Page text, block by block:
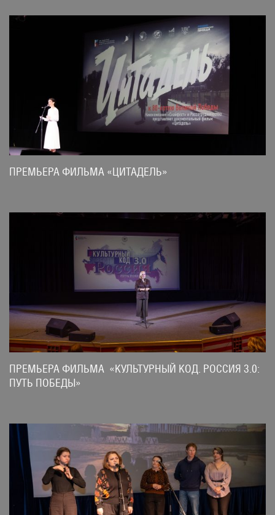
ПРЕМЬЕРА ФИЛЬМА «ЦИТАДЕЛЬ»
ПРЕМЬЕРА ФИЛЬМА «КУЛЬТУРНЫЙ КОД. РОССИЯ 3.0:
ПУТЬ ПОБЕДЫ»